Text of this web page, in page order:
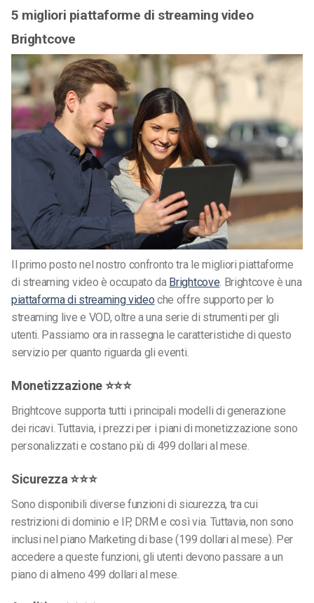
5 migliori piattaforme di streaming video
Brightcove
Il primo posto nel nostro confronto tra le migliori piattaforme
di streaming video è occupato da Brightcove. Brightcove è una
piattaforma di streaming video che offre supporto per lo
streaming live e VOD, oltre a una serie di strumenti per gli
utenti. Passiamo ora in rassegna le caratteristiche di questo
servizio per quanto riguarda gli eventi.
Monetizzazione ⭐⭐⭐
Brightcove supporta tutti i principali modelli di generazione
dei ricavi. Tuttavia, i prezzi per i piani di monetizzazione sono
personalizzati e costano più di 499 dollari al mese.
Sicurezza ⭐⭐⭐
Sono disponibili diverse funzioni di sicurezza, tra cui
restrizioni di dominio e IP, DRM e così via. Tuttavia, non sono
inclusi nel piano Marketing di base (199 dollari al mese). Per
accedere a queste funzioni, gli utenti devono passare a un
piano di almeno 499 dollari al mese.